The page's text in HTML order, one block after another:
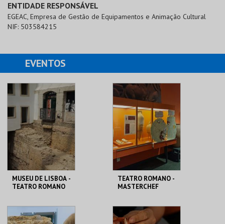
ENTIDADE RESPONSÁVEL
EGEAC, Empresa de Gestão de Equipamentos e Animação Cultural
NIF: 503584215
EVENTOS
MUSEU DE LISBOA -
TEATRO ROMANO
ML - TEATRO
ROMANO
TEATRO ROMANO -
MASTERCHEF
ML - TEATRO
ROMANO